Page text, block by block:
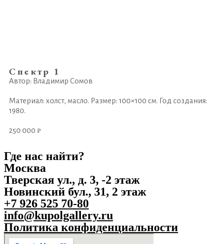
Спектр 1
Автор: Владимир Сомов
Материал: холст, масло. Размер: 100×100 см. Год создания:
1980.
250 000 ₽
Где нас найти?
Москва
Тверская ул., д. 3, -2 этаж
Новинский бул., 31, 2 этаж
+7 926 525 70-80
info@kupolgallery.ru
Политика конфиденциальности